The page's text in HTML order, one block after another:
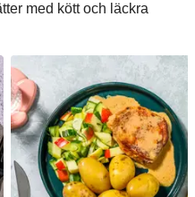
med kött och läckra